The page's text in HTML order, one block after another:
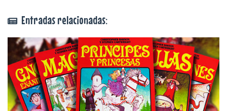
Entradas relacionadas: